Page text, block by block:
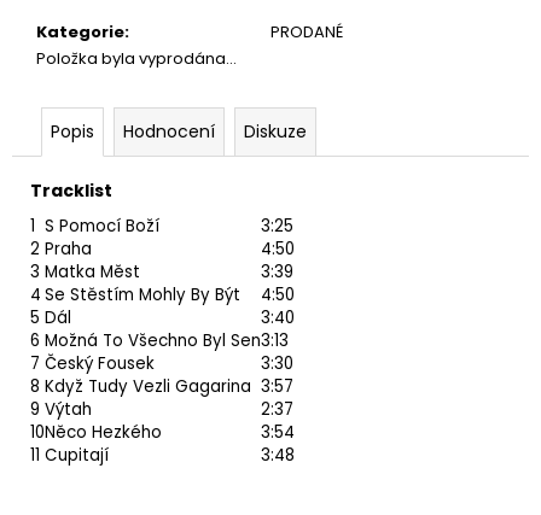
Kategorie:
PRODANÉ
Položka byla vyprodána…
Popis Hodnocení Diskuze
Tracklist
1 S Pomocí Boží
3:25
2 Praha
4:50
3 Matka Měst
3:39
4 Se Stěstím Mohly By Být
4:50
5 Dál
3:40
6 Možná To Všechno Byl Sen3:13
7 Český Fousek
3:30
8 Když Tudy Vezli Gagarina 3:57
9 Výtah
2:37
10Něco Hezkého
3:54
11 Cupitají 3:48
THE
GATES
DAWN
CD
290